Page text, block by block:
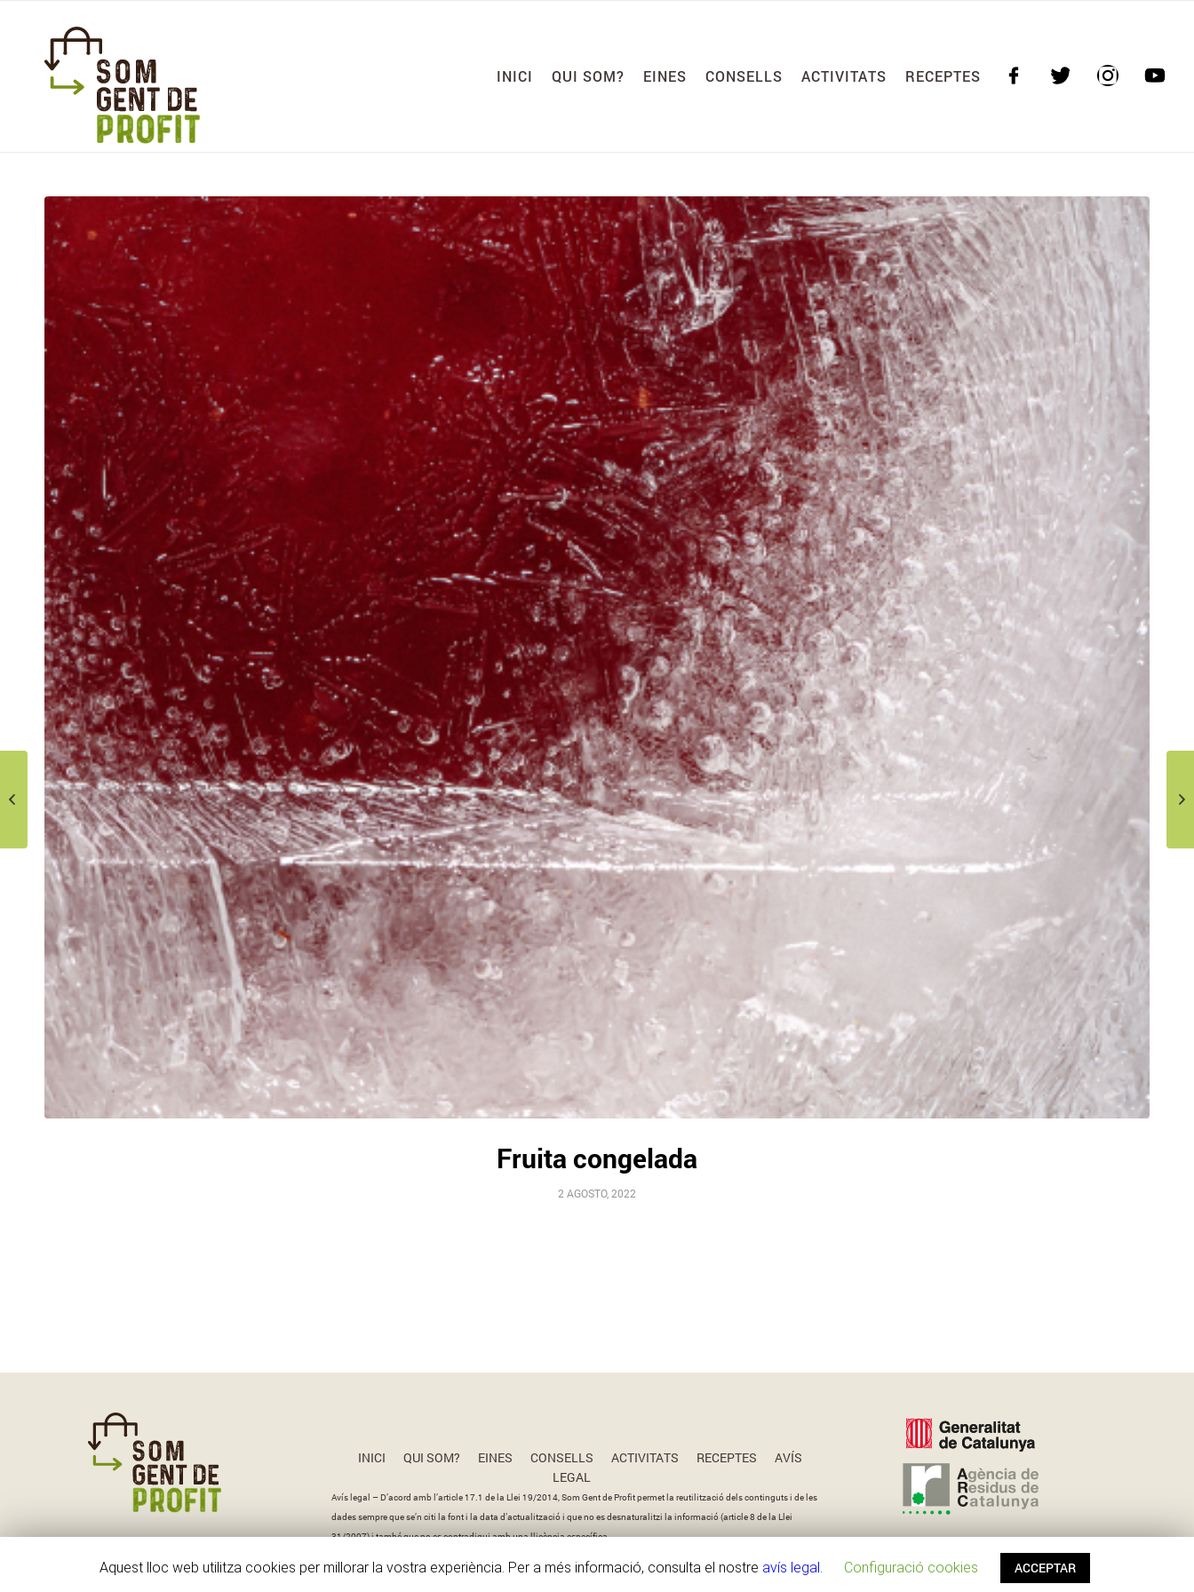
INICI QUI SOM? EINES CONSELLS ACTIVITATS RECEPTES
Fruita congelada
2 AGOSTO, 2022
INICI QUI SOM? EINES CONSELLS ACTIVITATS RECEPTES
AVÍS
LEGAL
Avís legal – D’acord amb l’article 17.1 de la Llei 19/2014, Som Gent de Profit permet la reutilització dels continguts i de les
dades sempre que se’n citi la font i la data d’actualització i que no es desnaturalitzi la informació (article 8 de la Llei
31/2007) i també que no es contradigui amb una llicència específica.
Estalviar
Aquest lloc web utilitza cookies per millorar la vostra experiència. Per a més informació, consulta el nostre avís legal. Configuració cookies ACCEPTAR